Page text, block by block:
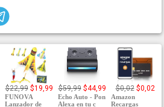
$22,99 $19,99
FUNOVA
Lanzador de
$59,99 $44,99
Echo Auto - Pon
Alexa en tu c
$0,02 $0,02
Amazon
Recargas